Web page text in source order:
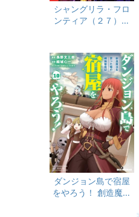
シャングリラ・フロ
ンティア（２７）
とす～ (週刊少年マガ
ジンコミックス)
ダンジョン島で宿屋
をやろう！ 創造魔法